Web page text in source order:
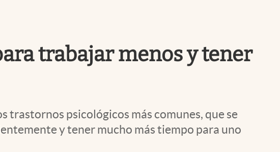
trabajar menos y tener
trastornos psicológicos más comunes, que se
y tener mucho más tiempo para uno